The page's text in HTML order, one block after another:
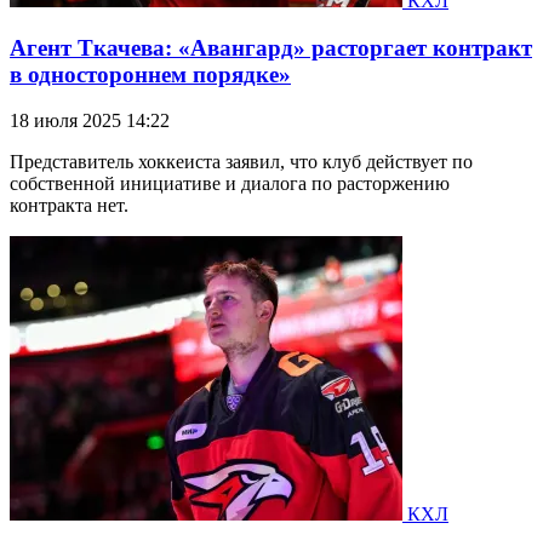
Агент Ткачева: «Авангард» расторгает контракт
в одностороннем порядке»
18 июля 2025 14:22
Представитель хоккеиста заявил, что клуб действует по
собственной инициативе и диалога по расторжению
контракта нет.
КХЛ